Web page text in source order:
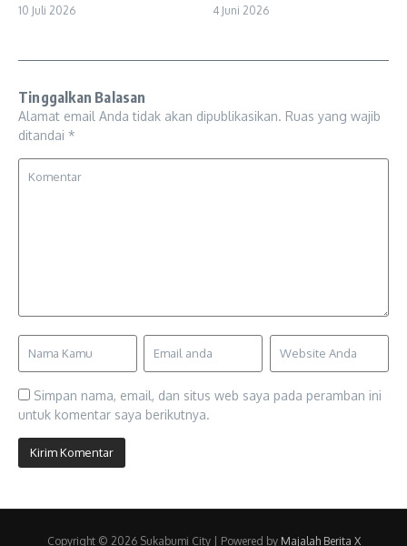
10 Juli 2026 4 Juni 2026
Tinggalkan Balasan
Alamat email Anda tidak akan dipublikasikan. Ruas yang wajib
ditandai *
Simpan nama, email, dan situs web saya pada peramban ini
untuk komentar saya berikutnya.
Copyright © 2026 Sukabumi City | Powered by Majalah Berita X